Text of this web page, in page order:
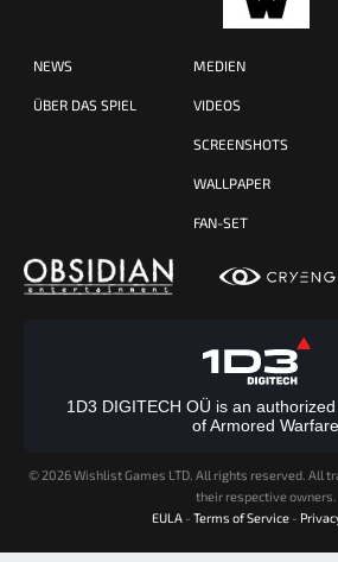
NEWS
ÜBER DAS SPIEL
MEDIEN
VIDEOS
SCREENSHOTS
WALLPAPER
FAN-SET
1D3 DIGITECH OÜ is an
of Armored Warfare
© 2026 Wishlist Games LTD. All rights reserved. All
their respective owners.
EULA - Terms of Service -